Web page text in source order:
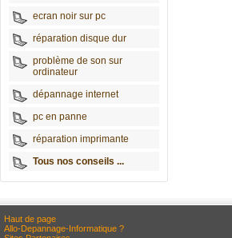
ecran noir sur pc
réparation disque dur
problème de son sur
ordinateur
dépannage internet
pc en panne
réparation imprimante
Tous nos conseils ...
Haut de page
Allo-Depannage-Informatique ?